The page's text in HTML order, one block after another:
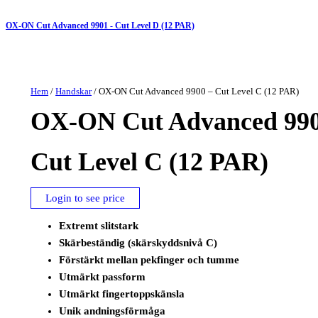
OX-ON Cut Advanced 9901 - Cut Level D (12 PAR)
Hem /Handskar/ OX-ON Cut Advanced 9900 – Cut Level C (12 PAR)
OX-ON Cut Advanced
Cut Level C (12 PAR)
Login to see price
Extremt slitstark
Skärbeständig (skärskyddsnivå C)
Förstärkt mellan pekfinger och tumme
Utmärkt passform
Utmärkt fingertoppskänsla
Unik andningsförmåga